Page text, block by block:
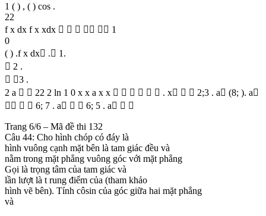
1 ( ) , ( ) cos .
22
f x dx f x xdx      1
0
( ) .f x dx . 1.
 2 .
 3 .
2 a   22 2 ln 1 0 x x a x x       . x   2;3 . a (8; ). a
   6; 7 . a   6; 5 . a  
Trang 6/6 – Mã đề thi 132
Câu 44: Cho hình chóp có đáy là
hình vuông cạnh mặt bên là tam giác đều và
nằm trong mặt phẳng vuông góc với mặt phẳng
Gọi là trọng tâm của tam giác và
lần lượt là t rung điểm của (tham khảo
hình vẽ bên). Tính côsin của góc giữa hai mặt phẳng
và